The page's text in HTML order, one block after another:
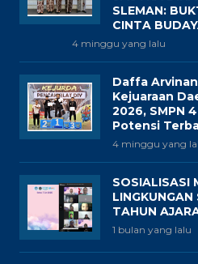
SLEMAN:
CINTA
4 minggu yang lalu
Daffa
Kejuaraan
2026, SMPN
Potensi
4 minggu yang
SOSIALISASI
TAHUN
1 bulan yang lalu